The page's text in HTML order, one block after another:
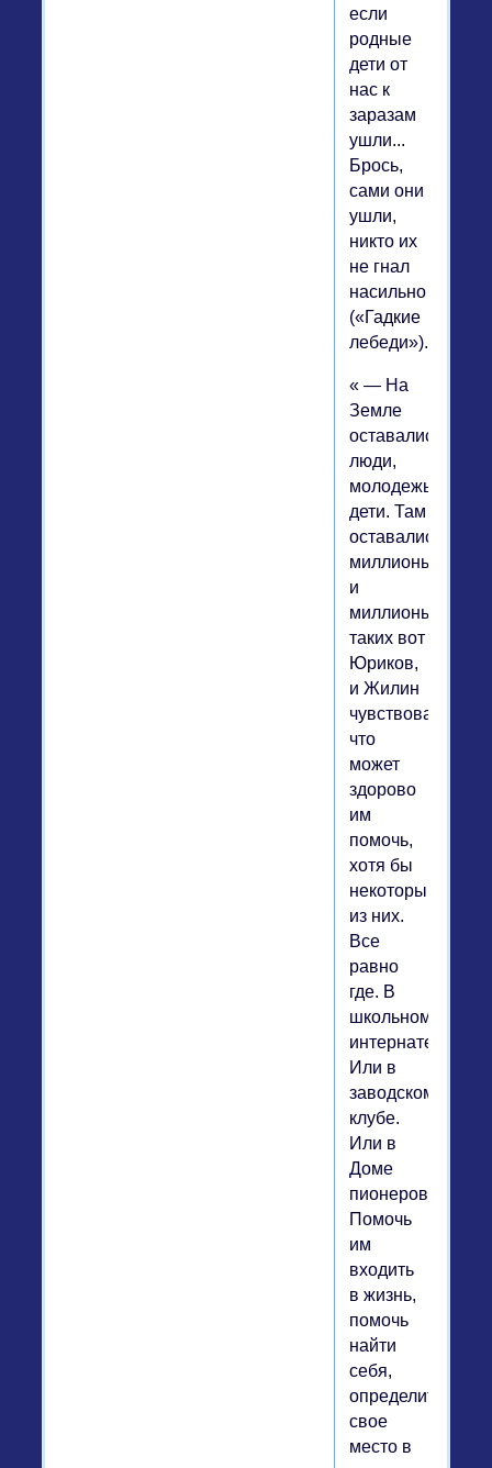
если
родные
дети от
нас к
заразам
ушли...
Брось,
сами они
ушли,
никто их
не гнал
насильно…»
(«Гадкие
лебеди»).
« — На
Земле
оставались
люди,
молодежь,
дети. Там
оставались
миллионы
и
миллионы
таких вот
Юриков,
и Жилин
чувствовал,
что
может
здорово
им
помочь,
хотя бы
некоторым
из них.
Все
равно
где. В
школьном
интернате.
Или в
заводском
клубе.
Или в
Доме
пионеров.
Помочь
им
входить
в жизнь,
помочь
найти
себя,
определить
свое
место в